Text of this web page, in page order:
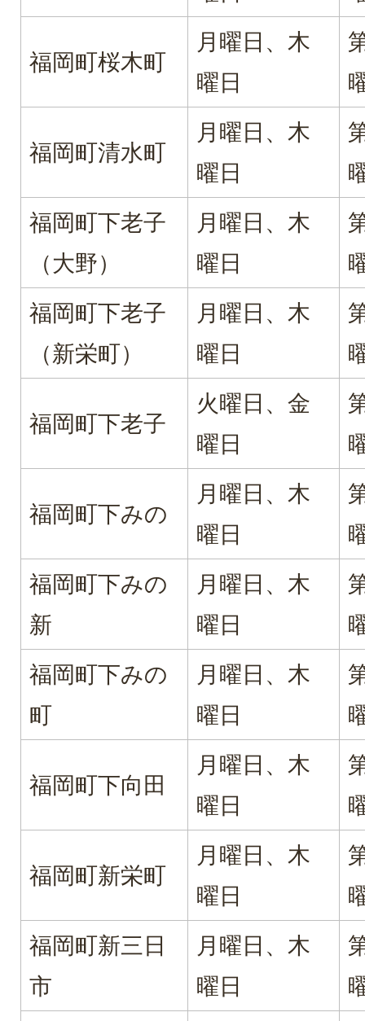
福岡町桜木町
月曜日、木
曜日
福岡町清水町
月曜日、木
曜日
福岡町下老子
（大野）
月曜日、木
曜日
福岡町下老子
（新栄町）
月曜日、木
曜日
福岡町下老子
火曜日、金
曜日
福岡町下みの
月曜日、木
曜日
福岡町下みの
新
月曜日、木
曜日
福岡町下みの
町
月曜日、木
曜日
福岡町下向田
月曜日、木
曜日
福岡町新栄町
月曜日、木
曜日
福岡町新三日
市
月曜日、木
曜日